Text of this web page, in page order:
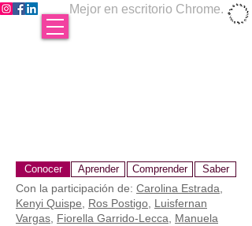
Mejor en escritorio Chrome.
Conocer Aprender Comprender Saber
Con la participación de: Carolina Estrada
Kenyi Quispe
Ros Postigo Luisfernan
Vargas Fiorella Garrido-Lecca
Manuela